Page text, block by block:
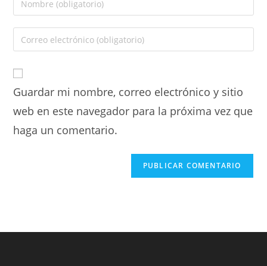
Guardar mi nombre, correo electrónico y sitio
web en este navegador para la próxima vez que
haga un comentario.